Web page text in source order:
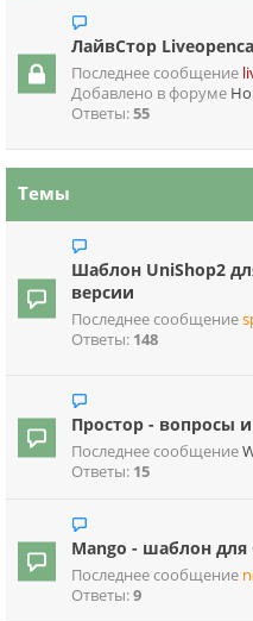
ЛайвСтор
Последнее сообщение
Добавлено в форуме
Ответы:55
Темы
Шаблон UniShop2
версии
Последнее сообщение
Ответы: 148
Простор - вопросы
Последнее сообщение
Ответы: 15
Mango - шаблон для
Последнее сообщение
Ответы:9